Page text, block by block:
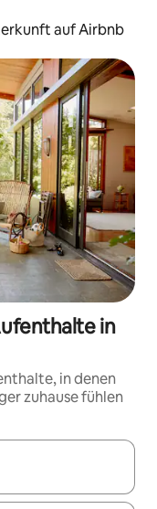
auf Airbnb
in
in denen
zuhause fühlen
mit den